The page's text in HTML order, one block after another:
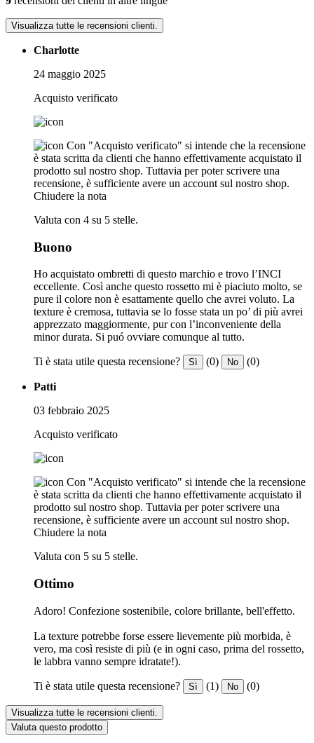
Visualizza tutte le recensioni clienti.
Charlotte
24 maggio 2025
Acquisto verificato
Con "Acquisto verificato" si intende che la recensione
è stata scritta da clienti che hanno effettivamente acquistato il
prodotto sul nostro shop. Tuttavia per poter scrivere una
recensione, è sufficiente avere un account sul nostro shop.
Chiudere la nota
Valuta con 4 su 5 stelle.
Buono
Ho acquistato ombretti di questo marchio e trovo l’INCI
eccellente. Così anche questo rossetto mi è piaciuto molto, se
pure il colore non è esattamente quello che avrei voluto. La
texture è cremosa, tuttavia se lo fosse stata un po’ di più avrei
apprezzato maggiormente, pur con l’inconveniente della
minor durata. Si puó ovviare comunque al tutto.
Ti è stata utile questa recensione? Sì (0) No (0)
Patti
03 febbraio 2025
Acquisto verificato
Con "Acquisto verificato" si intende che la recensione
è stata scritta da clienti che hanno effettivamente acquistato il
prodotto sul nostro shop. Tuttavia per poter scrivere una
recensione, è sufficiente avere un account sul nostro shop.
Chiudere la nota
Valuta con 5 su 5 stelle.
Ottimo
Adoro! Confezione sostenibile, colore brillante, bell'effetto.
La texture potrebbe forse essere lievemente più morbida, è
vero, ma così resiste di più (e in ogni caso, prima del rossetto,
le labbra vanno sempre idratate!).
Ti è stata utile questa recensione? Sì (1) No (0)
Visualizza tutte le recensioni clienti.
Valuta questo prodotto